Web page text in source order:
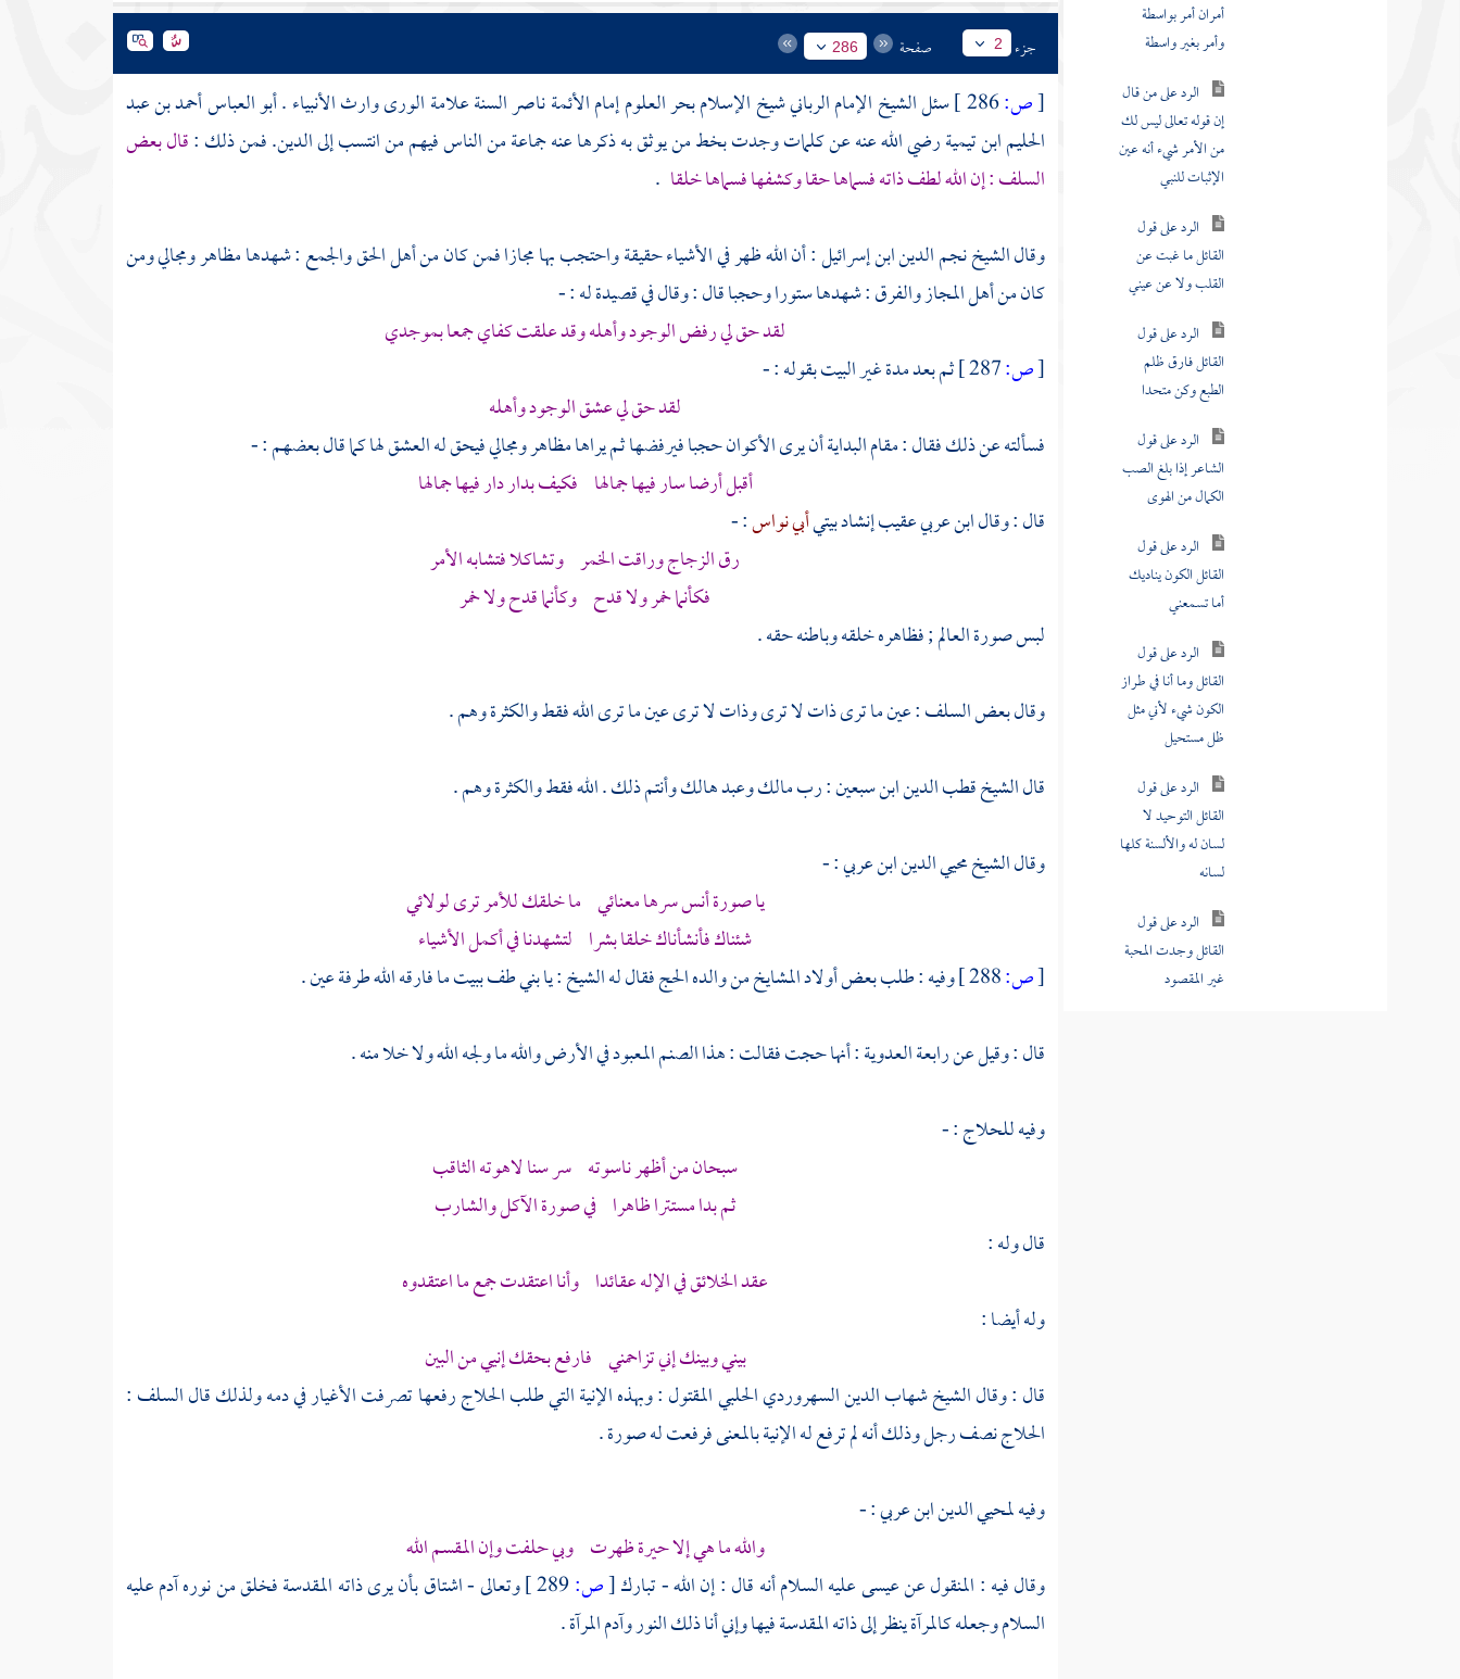
غير المقصود
توبة من قال هذه
الأقوال وموته على
الإسلام
مناظرة بين
يهودي واتحادي
رسالة الرد الأقوم على ما في
رسالة شيخ الإسلام إلى نصر
الدين بن المنجى
مسألة ما تقول أئمة الإسلام
وشيخ الإسلام في الحلاج
مسألة عمن يقول إن ما ثم إلا الله
مسألة قول النبي لا تسبوا الدهر
هل هذا موافق لما يقوله الاتحادية
كتاب مجمل اعتقاد السلف
كتاب مفصل اعتقاد السلف
كتاب الأسماء والصفات " الجزء الأول
كتاب الأسماء والصفات " الجزء الثاني "
جزء 2 صفحة 286
[ص:286 ] سئل الشيخ الإمام الرباني شيخ الإسلام بحر العلوم إمام الأئمة ناصر السنة علامة الورى وارث الأنبياء .أبو العباس أحمد بن عبد
الحليم ابن تيميةرضي الله عنه عن كلمات وجدت بخط من يوثق به ذكرها عنه جماعة من الناس فيهم من انتسب إلى الدين. فمن ذلك :قال بعض
السلف : إن الله لطف ذاته فسماها حقا وكشفها فسماها خلقا .
وقالالشيخ نجم الدين ابن إسرائيل: أن الله ظهر في الأشياء حقيقة واحتجب بها مجازا فمن كان من أهل الحق والجمع : شهدها مظاهر ومجالي ومن
كان من أهل المجاز والفرق : شهدها ستورا وحجبا قال : وقال في قصيدة له : -
لقد حق لي رفض الوجود وأهله وقد علقت كفاي جمعا بموجدي
[ص:
ثم بعد مدة غير البيت بقوله : -
لقد حق لي عشق الوجود وأهله
فسألته عن ذلك فقال : مقام البداية أن يرى الأكوان حجبا فيرفضها ثم يراها مظاهر ومجالي فيحق له العشق لها كما قال بعضهم : -
أقبل أرضا سار فيها جمالها فكيف بدار دار فيها جمالها
قال : وقالابن عربيعقيب إنشاد بيتيأبي نواس: -
رق الزجاج وراقت الخمر وتشاكلا فتشابه الأمر
فكأنما خمر ولا قدح وكأنما قدح ولا خمر
لبس صورة العالم ; فظاهره خلقه وباطنه حقه .
وقال بعض السلف : عين ما ترى ذات لا ترى وذات لا ترى عين ما ترى الله فقط والكثرة وهم .
قالالشيخ قطب الدين ابن سبعين: رب مالك وعبد هالك وأنتم ذلك . الله فقط والكثرة وهم .
وقالالشيخ محيي الدين ابن عربي: -
يا صورة أنس سرها معنائي ما خلقك للأمر ترى لولائي
شئناك فأنشأناك خلقا بشرا لتشهدنا في أكمل الأشياء
[ص:
وفيه : طلب بعض أولاد المشايخ من والده الحج فقال له الشيخ : يا بني طف ببيت ما فارقه الله طرفة عين .
قال : وقيل عنرابعة العدوية: أنها حجت فقالت : هذا الصنم المعبود في الأرض والله ما ولجه الله ولا خلا منه .
وفيه للحلاج : -
سبحان من أظهر ناسوته سر سنا لاهوته الثاقب
ثم بدا مستترا ظاهرا في صورة الآكل والشارب
قال وله :
عقد الخلائق في الإله عقائدا وأنا اعتقدت جمع ما اعتقدوه
وله أيضا :
بيني وبينك إني تزاحمني فارفع بحقك إنيي من البين
قال : وقالالشيخ شهاب الدين السهروردي الحلبيالمقتول : وبهذه الإنية التي طلبالحلاجرفعها تصرفت الأغيار في دمه ولذلك قال السلف :
الحلاجنصف رجل وذلك أنه لم ترفع له الإنية بالمعنى فرفعت له صورة .
وفيه لمحيي الدين ابن عربي : -
والله ما هي إلا حيرة ظهرت وبي حلفت وإن المقسم الله
وقال فيه : المنقول عنعيسىعليه السلام أنه قال : إن الله - تبارك[ص: وتعالى - اشتاق بأن يرى ذاته المقدسة فخلق من نورهآدمعليه
السلام وجعله كالمرآة ينظر إلى ذاته المقدسة فيها وإني أنا ذلك النوروآدمالمرآة .